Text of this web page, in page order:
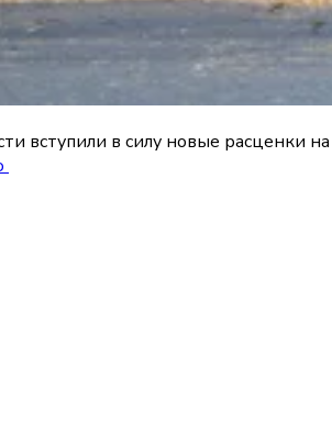
вступили в силу новые расценки